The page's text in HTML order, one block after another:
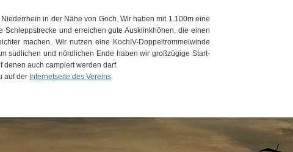
in der Nähe von Goch. Wir haben mit 1.100m eine
Schleppstrecke und erreichen gute Ausklinkhöhen, die einen
machen. Wir nutzen eine KochIV-Doppeltrommelwinde
südlichen und nördlichen Ende haben wir großzügige Start-
denen auch campiert werden darf.
auf der Internetseite des Vereins.